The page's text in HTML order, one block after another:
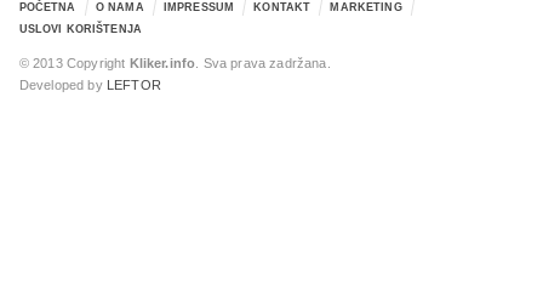
POČETNA O NAMA IMPRESSUM KONTAKT
MARKETING
USLOVI KORIŠTENJA
© 2013 Copyright Kliker.info . Sva prava zadržana.
Developed by
LEFTOR